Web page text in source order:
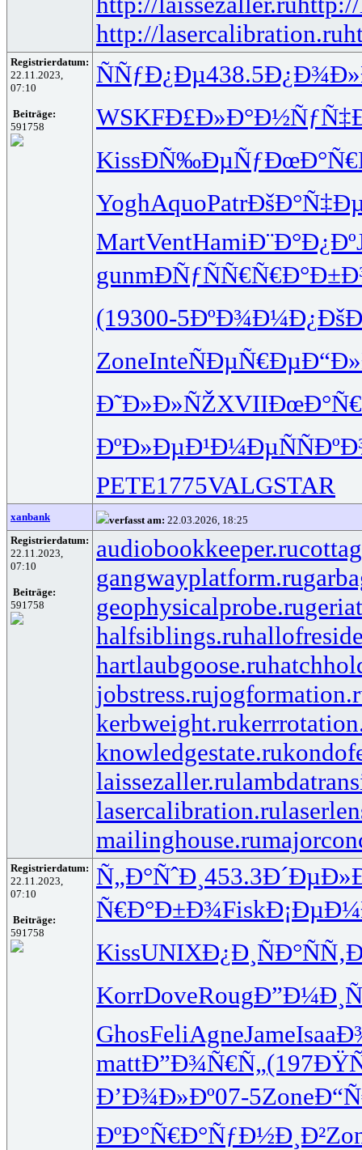
http://lasercalibration.ru
Registrierdatum:
22.11.2023,
07:10
Beiträge:
591758
ÑÑƒÐ¿Ðµ438.5
WSKFÐ£Ð»Ð°Ð½
KissÐÑ‰ÐµÑƒ
YoghAquoPatr
MartVentHamiÐ¨Ð°Ð¿Ðº
gunmÐÑƒÑÑ€
(19300-5ÐºÐ¾Ð¼Ð¿
ZoneInteÑÐµÑ€Ðµ
Ð˜Ð»Ð»ÑŽXVII
ÐºÐ»ÐµÐ¹Ð¼ÐµÑÑ
PETE1775VALGSTAR
xanbank verfasst am: 22.03.2026, 18:25
Registrierdatum:
22.11.2023,
07:10
Beiträge:
591758
audiobookkeeper.ru
gangwayplatform.ru
geophysicalprobe.ru
halfsiblings.ru
hartlaubgoose.ru
jobstress.ru
kerbweight.ru
knowledgestate.ru
laissezaller.ru
lasercalibration.ru
mailinghouse.ru
Registrierdatum:
22.11.2023,
07:10
Beiträge:
591758
Ñ„Ð°ÑˆÐ¸ 453.3
Ñ€Ð°Ð±Ð¾Fisk
KissUNIXÐ¿Ð¸ÑÐ°
KorrDoveRoug
GhosFeliAgneJameIsaa
mattÐ”Ð¾Ñ€Ñ„(197
Ð’Ð¾Ð»Ðº07-5Zone
ÐºÐ°Ñ€Ð°ÑƒÐ½Ð¸Ð²